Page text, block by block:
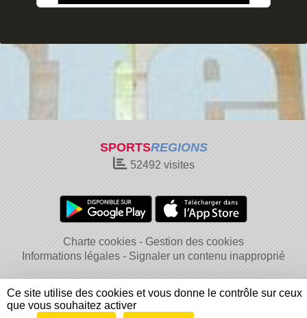
SPORTSREGIONS
52492 visites
Charte cookies
Gestion des cookies
Informations légales
Signaler un contenu inapproprié
Ce site utilise des cookies et vous donne le contrôle sur ceux
que vous souhaitez activer